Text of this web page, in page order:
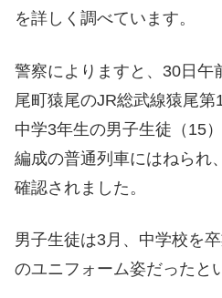
を詳しく調べています。
警察によりますと、30日午
尾町猿尾のJR総武線猿尾
中学3年生の男子生徒（15
編成の普通列車にはねられ
確認されました。
男子生徒は3月、中学校を
のユニフォーム姿だったと